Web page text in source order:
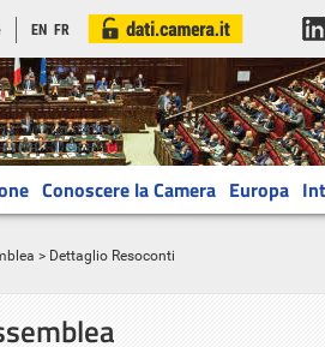
EN FR
Conoscere la Camera Europa
> Dettaglio Resoconti